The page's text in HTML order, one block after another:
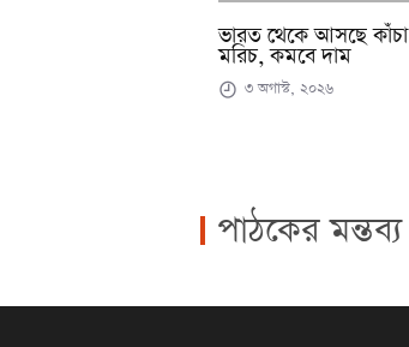
ভারত থেকে আসছে কাঁচা
মরিচ, কমবে দাম
৩ অগাস্ট, ২০২৬
পাঠকের মন্তব্য